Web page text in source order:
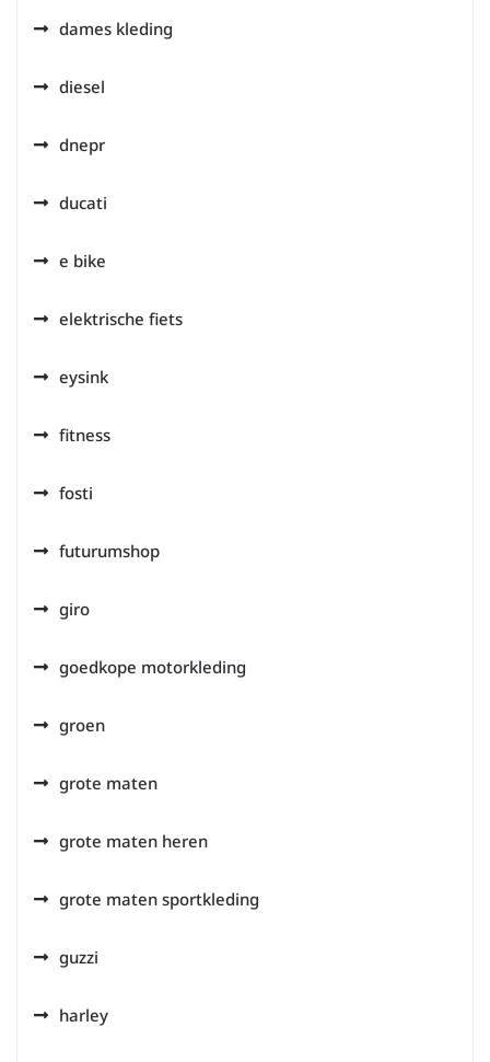
dames kleding
diesel
dnepr
ducati
e bike
elektrische fiets
eysink
fitness
fosti
futurumshop
giro
goedkope motorkleding
groen
grote maten
grote maten heren
grote maten sportkleding
guzzi
harley